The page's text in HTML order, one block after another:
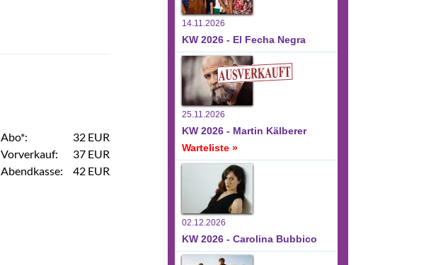
Abo*:
32 EUR
Vorverkauf:
37 EUR
Abendkasse:
42 EUR
14.11.2026
KW 2026 - El Fecha Negra
25.11.2026
KW 2026 - Martin Kälberer
Warteliste »
02.12.2026
KW 2026 - Carolina Bubbico